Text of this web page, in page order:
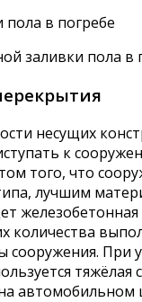
заливки пола в
несущих
к
того, что
лучшим
железобетонная
количества
При
тяжёлая
автомобильном